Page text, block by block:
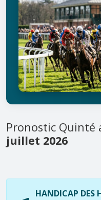
Pronostic Quinté
juillet 2026
HANDICAP DES